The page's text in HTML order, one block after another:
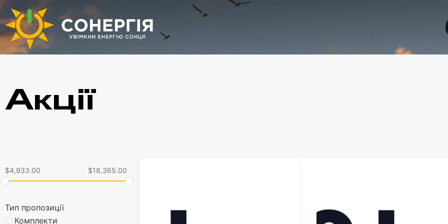
Акції
$4,933.00 $18,365.00
Тип пропозиції
Комплекти